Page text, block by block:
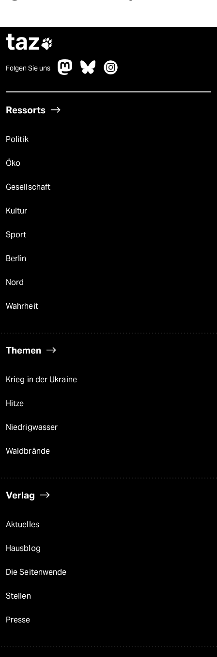
taz
Folgen Sie uns
Ressorts
Politik
Öko
Gesellschaft
Kultur
Sport
Berlin
Nord
Wahrheit
Themen
Krieg in der Ukraine
Hitze
Niedrigwasser
Waldbrände
Verlag
Aktuelles
Hausblog
Die Seitenwende
Stellen
Presse